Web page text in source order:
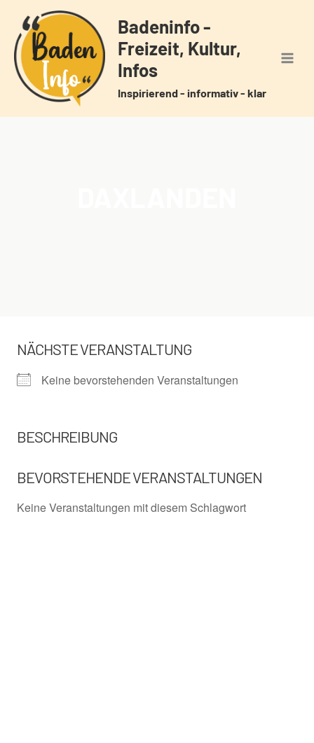
Inhalt
springen
Badeninfo -
Freizeit, Kultur,
Infos
Inspirierend - informativ - klar
NÄCHSTE VERANSTALTUNG
Keine bevorstehenden Veranstaltungen
BESCHREIBUNG
BEVORSTEHENDE VERANSTALTUNGEN
Keine Veranstaltungen mit diesem Schlagwort